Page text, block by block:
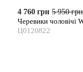
4 760 грн 5 950 грн
Черевики чоловічі
Ц0120822